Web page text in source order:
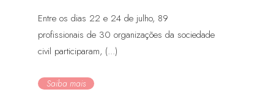
Entre os dias 22 e 24 de julho, 89
profissionais de 30 organizações da sociedade
civil participaram, (...)
Saiba mais